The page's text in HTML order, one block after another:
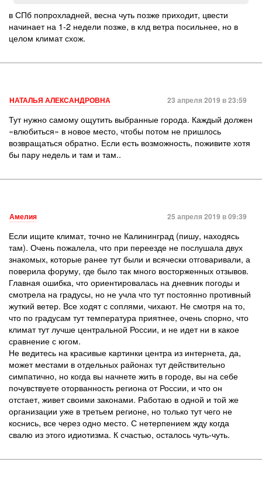
в СПб попрохладней, весна чуть позже приходит, цвести
начинает на 1-2 недели позже, в клд ветра посильнее, но в
целом климат схож.
НАТАЛЬЯ АЛЕКСАНДРОВНА 23 апреля 2019 в 23:59
Тут нужно самому ощутить выбранные города. Каждый должен
«влюбиться» в новое место, чтобы потом не пришлось
возвращаться обратно. Если есть возможность, поживите хотя
бы пару недель и там и там..
Амелия 25 апреля 2019 в 09:39
Если ищите климат, точно не Калининград (пишу, находясь
там). Очень пожалела, что при переезде не послушала двух
знакомых, которые ранее тут были и всячески отговаривали, а
поверила форуму, где было так много восторженных отзывов.
Главная ошибка, что ориентировалась на дневник погоды и
смотрела на градусы, но не учла что тут постоянно противный
жуткий ветер. Все ходят с соплями, чихают. Не смотря на то,
что по градусам тут температура приятнее, очень спорно, что
климат тут лучше центральной России, и не идет ни в какое
сравнение с югом.
Не ведитесь на красивые картинки центра из интернета, да,
может местами в отдельных районах тут действительно
симпатично, но когда вы начнете жить в городе, вы на себе
почувствуете оторванность региона от России, и что он
отстает, живет своими законами. Работаю в одной и той же
организации уже в третьем регионе, но только тут чего не
коснись, все через одно место. С нетерпением жду когда
свалю из этого идиотизма. К счастью, осталось чуть-чуть.